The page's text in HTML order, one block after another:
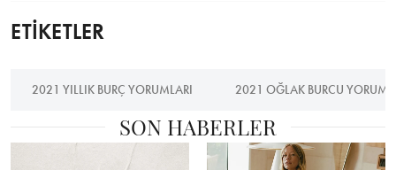
ETİKETLER
2021 YILLIK BURÇ YORUMLARI 2021 OĞLAK BURCU YORUMU
SON HABERLER